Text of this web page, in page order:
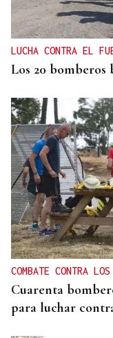
LUCHA CONTRA EL
Los 20 bomberos
COMBATE CONTRA
Cuarenta
para luchar